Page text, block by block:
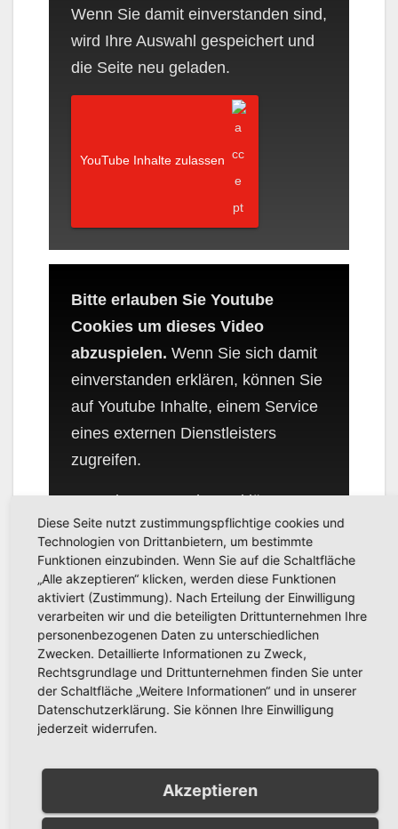
Wenn Sie damit einverstanden sind,
wird Ihre Auswahl gespeichert und
die Seite neu geladen.
YouTube Inhalte zulassen
Bitte erlauben Sie Youtube
Cookies um dieses Video
abzuspielen. Wenn Sie sich damit
einverstanden erklären, können Sie
auf Youtube Inhalte, einem Service
eines externen Dienstleisters
zugreifen.
YouTube Datenschutzerklärung
Wenn Sie damit einverstanden sind,
wird Ihre Auswahl gespeichert und
die Seite neu geladen.
YouTube Inhalte zulassen
Diese Seite nutzt zustimmungspflichtige cookies und
Technologien von Drittanbietern, um bestimmte
Funktionen einzubinden. Wenn Sie auf die Schaltfläche
„Alle akzeptieren“ klicken, werden diese Funktionen
aktiviert (Zustimmung). Nach Erteilung der Einwilligung
verarbeiten wir und die beteiligten Drittunternehmen Ihre
personenbezogenen Daten zu unterschiedlichen
Zwecken. Detaillierte Informationen zu Zweck,
Rechtsgrundlage und Drittunternehmen finden Sie unter
der Schaltfläche „Weitere Informationen“ und in unserer
Datenschutzerklärung. Sie können Ihre Einwilligung
jederzeit widerrufen.
Akzeptieren